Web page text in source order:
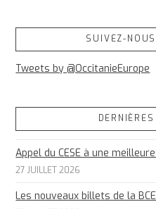
SUIVEZ-
Tweets by @OccitanieEurope
Appel du CESE à une
27 JUILLET 2026
Les nouveaux billets de la